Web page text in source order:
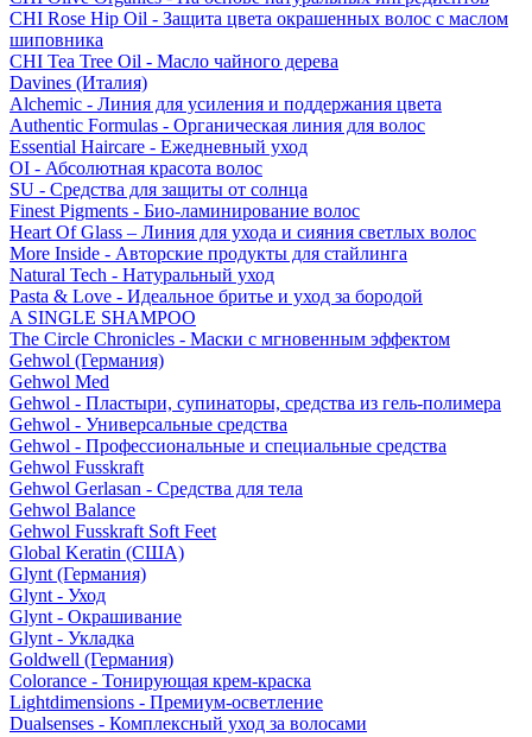
CHI Rose Hip Oil - Защита цвета окрашенных волос с маслом
шиповника
CHI Tea Tree Oil - Масло чайного дерева
Davines (Италия)
Alchemic - Линия для усиления и поддержания цвета
Authentic Formulas - Органическая линия для волос
Essential Haircare - Eжедневный уход
OI - Абсолютная красота волос
SU - Средства для защиты от солнца
Finest Pigments - Био-ламинирование волос
Heart Of Glass – Линия для ухода и сияния светлых волос
More Inside - Авторские продукты для стайлинга
Natural Tech - Натуральный уход
Pasta & Love - Идеальное бритье и уход за бородой
A SINGLE SHAMPOO
The Circle Chronicles - Маски с мгновенным эффектом
Gehwol (Германия)
Gehwol Med
Gehwol - Пластыри, супинаторы, средства из гель-полимера
Gehwol - Универсальные средства
Gehwol - Профессиональные и специальные средства
Gehwol Fusskraft
Gehwol Gerlasan - Средства для тела
Gehwol Balance
Gehwol Fusskraft Soft Feet
Global Keratin (США)
Glynt (Германия)
Glynt - Уход
Glynt - Окрашивание
Glynt - Укладка
Goldwell (Германия)
Colorance - Тонирующая крем-краска
Lightdimensions - Премиум-осветление
Dualsenses - Комплексный уход за волосами